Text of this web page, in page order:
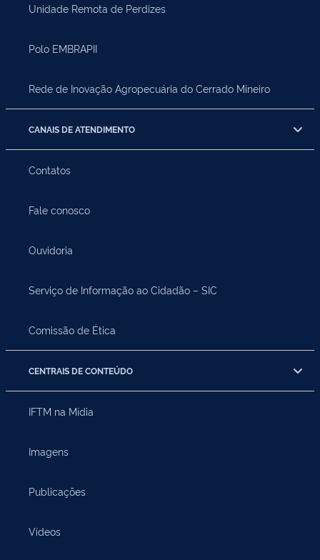
Unidade Remota de Perdizes
Polo EMBRAPII
Rede de Inovação Agropecuária do Cerrado Mineiro
CANAIS DE ATENDIMENTO
Contatos
Fale conosco
Ouvidoria
Serviço de Informação ao Cidadão – SIC
Comissão de Ética
CENTRAIS DE CONTEÚDO
IFTM na Mídia
Imagens
Publicações
Vídeos